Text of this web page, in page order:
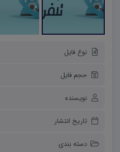
نوع فایل
حجم فایل
نویسنده
تاریخ انتشار
دسته بندی